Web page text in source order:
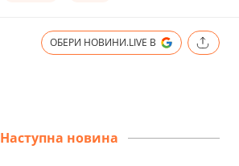
ОБЕРИ НОВИНИ.LIVE В
Наступна новина